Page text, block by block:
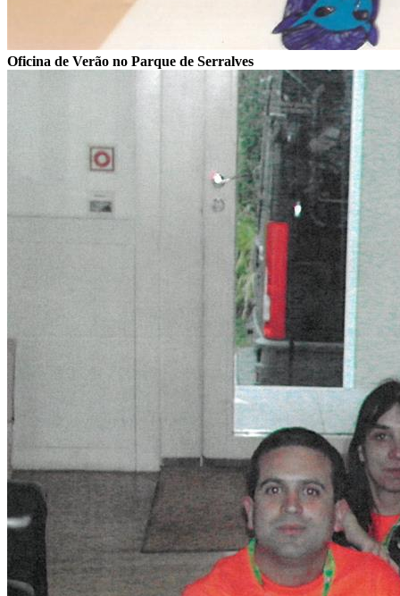
Oficina de Verão no Parque de Serralves